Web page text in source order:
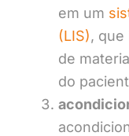
em um
(LIS),
de
do